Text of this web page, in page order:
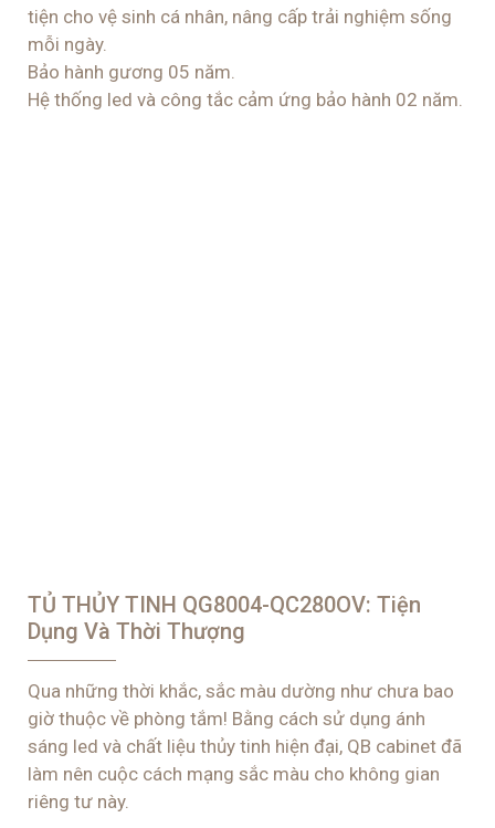
tiện cho vệ sinh cá nhân, nâng cấp trải nghiệm sống
mỗi ngày.
Bảo hành gương 05 năm.
Hệ thống led và công tắc cảm ứng bảo hành 02 năm.
TỦ THỦY TINH QG8004-QC280OV: Tiện
Dụng Và Thời Thượng
Qua những thời khắc, sắc màu dường như chưa bao
giờ thuộc về phòng tắm! Bằng cách sử dụng ánh
sáng led và chất liệu thủy tinh hiện đại, QB cabinet đã
làm nên cuộc cách mạng sắc màu cho không gian
riêng tư này.